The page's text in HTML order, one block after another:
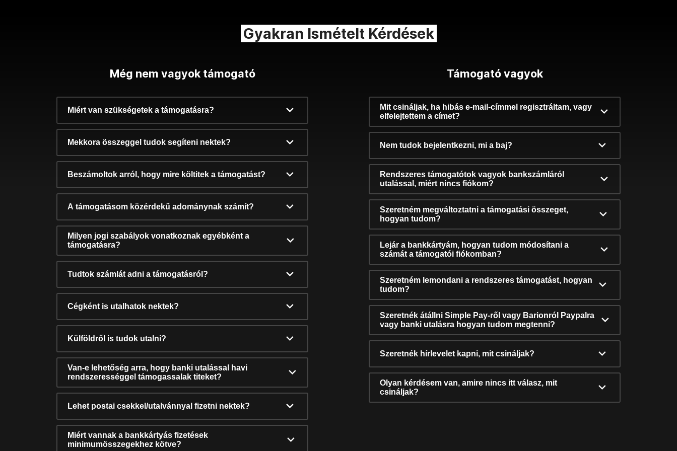
Gyakran Ismételt Kérdések
Még nem vagyok támogató
Miért van szükségetek a támogatásra?
Mekkora összeggel tudok segíteni nektek?
Beszámoltok arról, hogy mire költitek a támogatást?
A támogatásom közérdekű adománynak számít?
Milyen jogi szabályok vonatkoznak egyébként a
támogatásra?
Tudtok számlát adni a támogatásról?
Cégként is utalhatok nektek?
Külföldről is tudok utalni?
Van-e lehetőség arra, hogy banki utalással havi
rendszerességgel támogassalak titeket?
Lehet postai csekkel/utalvánnyal fizetni nektek?
Miért vannak a bankkártyás fizetések
minimumösszegekhez kötve?
Támogató vagyok
Mit csináljak, ha hibás e-mail-címmel regisztráltam, vagy
elfelejtettem a címet?
Nem tudok bejelentkezni, mi a baj?
Rendszeres támogatótok vagyok bankszámláról
utalással, miért nincs fiókom?
Szeretném megváltoztatni a támogatási összeget,
hogyan tudom?
Lejár a bankkártyám, hogyan tudom módosítani a
számát a támogatói fiókomban?
Szeretném lemondani a rendszeres támogatást, hogyan
tudom?
Szeretnék átállni Simple Pay-ről vagy Barionról Paypalra
vagy banki utalásra hogyan tudom megtenni?
Szeretnék hírlevelet kapni, mit csináljak?
Olyan kérdésem van, amire nincs itt válasz, mit
csináljak?